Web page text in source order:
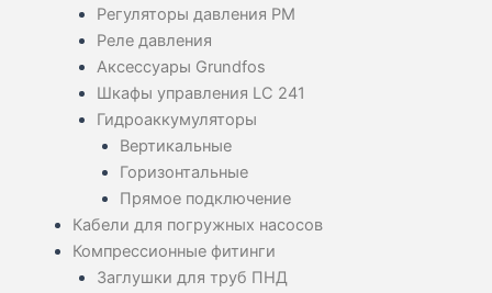
Регуляторы давления PM
Реле давления
Аксессуары Grundfos
Шкафы управления LC 241
Гидроаккумуляторы
Вертикальные
Горизонтальные
Прямое подключение
Кабели для погружных насосов
Компрессионные фитинги
Заглушки для труб ПНД